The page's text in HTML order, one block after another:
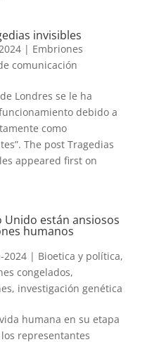
invisibles
| Embriones
comunicación
Londres se le ha
debido a
como
The post Tragedias
appeared first on
Unido están ansiosos
humanos
2024| Bioetica y polí­tica,
congelados,
, investigación genética
humana en su etapa
representantes